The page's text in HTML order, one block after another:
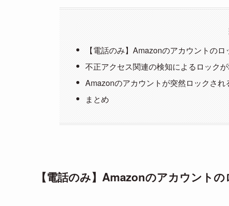
【電話のみ】Amazonのアカウントの
不正アクセス関連の検知によるロック
Amazonのアカウントが突然ロックされ
まとめ
【電話のみ】Amazonのアカウント